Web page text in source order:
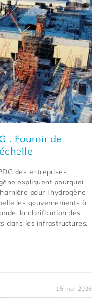
: Fournir de
des entreprises
expliquent pourquoi
pour l'hydrogène
les gouvernements à
la clarification des
dans les infrastructures.
15 mai 2026